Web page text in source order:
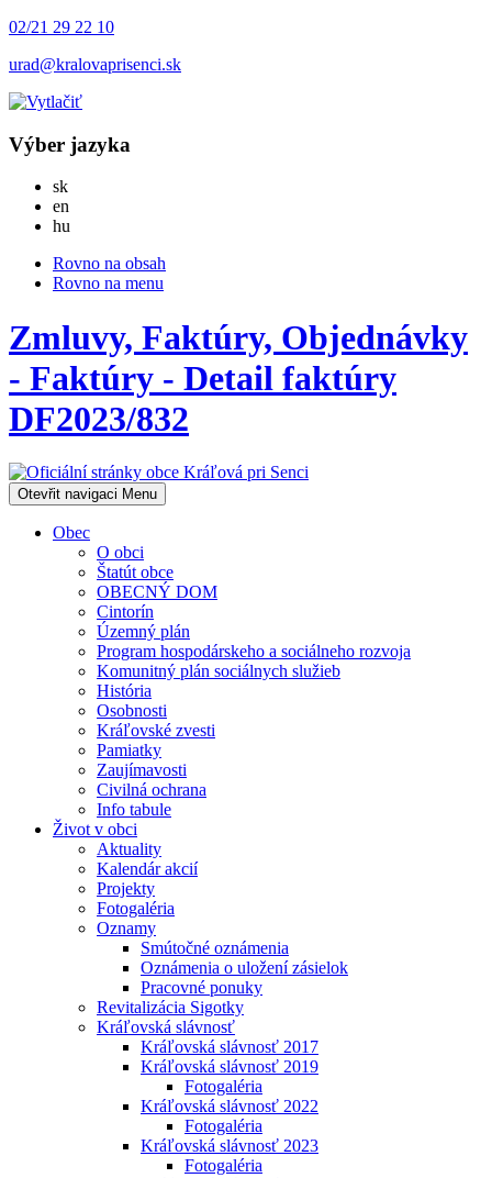
02/21 29 22 10
urad@kralovaprisenci.sk
Výber jazyka
skSlovensky
en
hu
Rovno na obsah
Rovno na menu
Zmluvy, Faktúry, Objednávky
- Faktúry - Detail faktúry
DF2023/832
Otevřit navigaci Menu
Obec
O obci
Štatút obce
OBECNÝ DOM
Cintorín
Územný plán
Program hospodárskeho a sociálneho rozvoja
Komunitný plán sociálnych služieb
História
Osobnosti
Kráľovské zvesti
Pamiatky
Zaujímavosti
Civilná ochrana
Info tabule
Život v obci
Aktuality
Kalendár akcií
Projekty
Fotogaléria
Oznamy
Smútočné oznámenia
Oznámenia o uložení zásielok
Pracovné ponuky
Revitalizácia Sigotky
Kráľovská slávnosť
Kráľovská slávnosť 2017
Kráľovská slávnosť 2019
Fotogaléria
Kráľovská slávnosť 2022
Fotogaléria
Kráľovská slávnosť 2023
Fotogaléria